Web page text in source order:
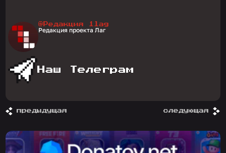
@Редакция 1lag
Редакция проекта Лаг
Наш Телеграм
предыдущая следующая